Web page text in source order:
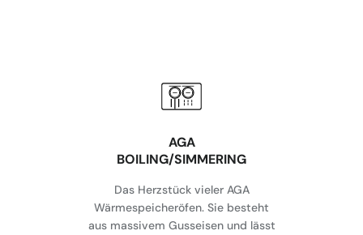
AGA
BOILING/SIMMERING
Das Herzstück vieler AGA
Wärmespeicheröfen. Sie besteht
aus massivem Gusseisen und lässt